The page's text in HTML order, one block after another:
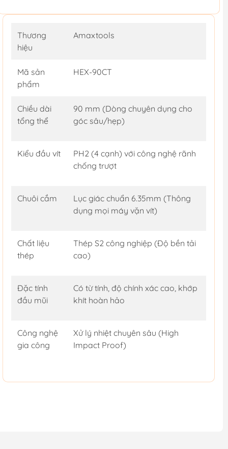
Thương
hiệu
Amaxtools
Mã sản
phẩm
HEX-90CT
Chiều dài
tổng thể
90 mm (Dòng chuyên dụng cho
góc sâu/hẹp)
Kiểu đầu vít
PH2 (4 cạnh) với công nghệ rãnh
chống trượt
Chuôi cắm
Lục giác chuẩn 6.35mm (Thông
dụng mọi máy vặn vít)
Chất liệu
thép
Thép S2 công nghiệp (Độ bền tải
cao)
Đặc tính
đầu mũi
Có từ tính, độ chính xác cao, khớp
khít hoàn hảo
Công nghệ
gia công
Xử lý nhiệt chuyên sâu (High
Impact Proof)